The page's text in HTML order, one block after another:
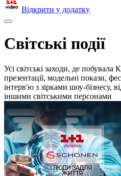
Відкрити у додатку
Світські події
Усі світські заходи, де побувала
презентації, модельні покази,
інтерв'ю з зірками шоу-бізнесу,
іншими світськими персонами